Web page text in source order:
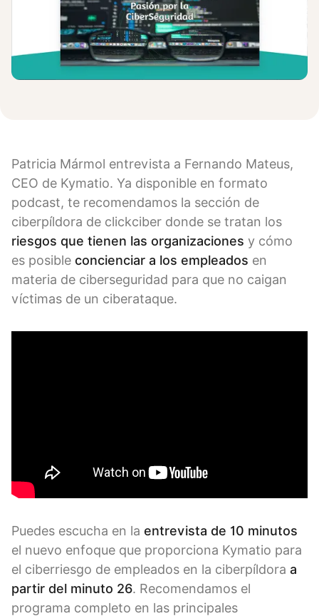
Patricia Mármol entrevista a Fernando Mateus,
CEO de Kymatio. Ya disponible en formato
podcast, te recomendamos la sección de
ciberpíldora de clickciber donde se tratan los
riesgos que tienen las organizaciones y cómo
es posible concienciar a los empleados en
materia de ciberseguridad para que no caigan
víctimas de un ciberataque.
Puedes escucha en la entrevista de 10 minutos
el nuevo enfoque que proporciona Kymatio para
el ciberriesgo de empleados en la ciberpíldora a
partir del minuto 26. Recomendamos el
programa completo en las principales